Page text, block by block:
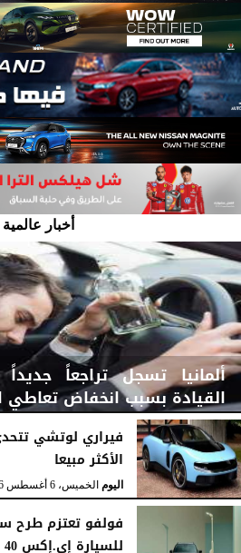
أخبار عالمية
ألمانيا تسجل تراجعاً
القيادة بسبب انخفاض تعاطي
اليوم الخميس، 6 أغسطس 2026 03:15 مـ
فيراري لوتشي
الأكثر مبيعا
اليومالخميس، 6 أغسطس 2026
فولفو تعتزم طرح
للسيارة إي.إكس 40 الكهربائية العام...